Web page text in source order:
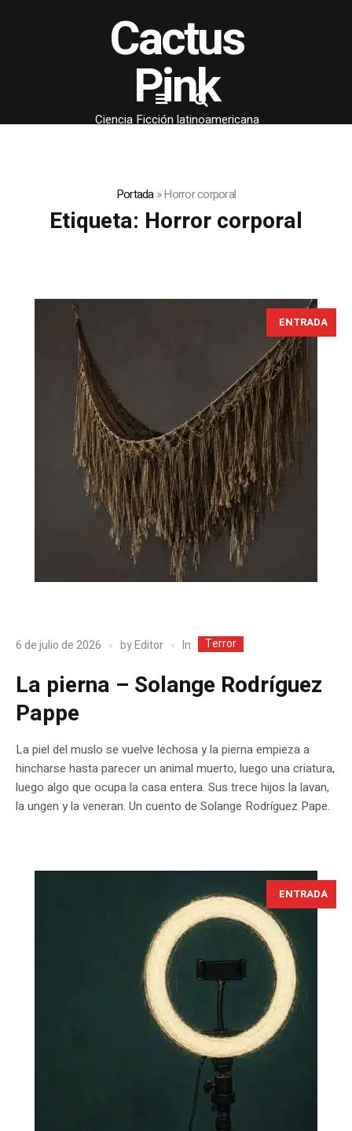
Cactus
Pink
Ciencia Ficción latinoamericana
Portada»Horror corporal
Etiqueta: Horror corporal
ENTRADA
6 de julio de 2026 byEditor In Terror
La pierna – Solange Rodríguez
Pappe
La piel del muslo se vuelve lechosa y la pierna empieza a
hincharse hasta parecer un animal muerto, luego una criatura,
luego algo que ocupa la casa entera. Sus trece hijos la lavan,
la ungen y la veneran. Un cuento de Solange Rodríguez Pape.
ENTRADA